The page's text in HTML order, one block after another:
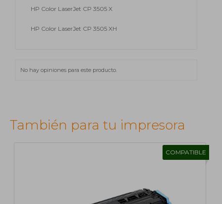
HP Color LaserJet CP 3505 X
HP Color LaserJet CP 3505 XH
No hay opiniones para este producto.
También para tu impresora
COMPATIBLE